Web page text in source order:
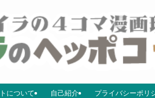
について 自己紹介 プライバシーポリ